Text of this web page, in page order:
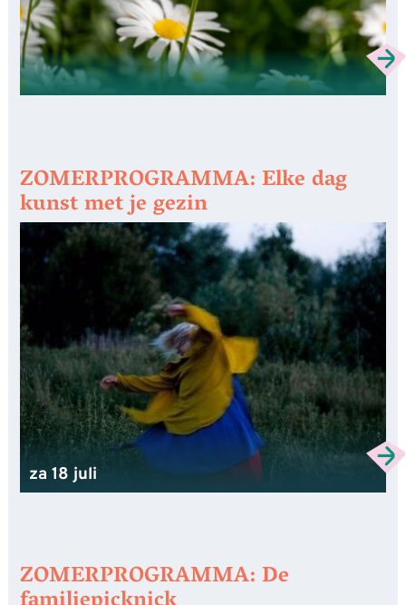
ZOMERPROGRAMMA: Elke dag
kunst met je gezin
za 18 juli
ZOMERPROGRAMMA: De